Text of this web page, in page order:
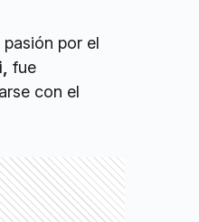
por el
fue
con el